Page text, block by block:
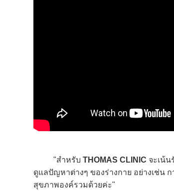
"สำหรับ THOMAS CLINIC จะเน้
ดูแลปัญหาต่างๆ ของร่างกาย อย่างเช่น
สุขภาพองค์รวมด้วยค่ะ"